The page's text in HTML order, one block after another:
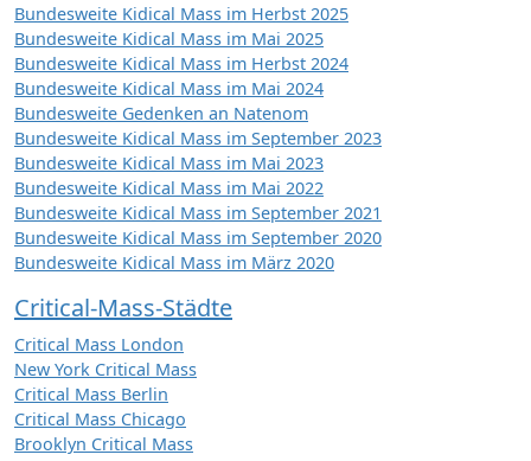
Bundesweite Kidical Mass im Herbst 2025
Bundesweite Kidical Mass im Mai 2025
Bundesweite Kidical Mass im Herbst 2024
Bundesweite Kidical Mass im Mai 2024
Bundesweite Gedenken an Natenom
Bundesweite Kidical Mass im September 2023
Bundesweite Kidical Mass im Mai 2023
Bundesweite Kidical Mass im Mai 2022
Bundesweite Kidical Mass im September 2021
Bundesweite Kidical Mass im September 2020
Bundesweite Kidical Mass im März 2020
Critical-Mass-Städte
Critical Mass London
New York Critical Mass
Critical Mass Berlin
Critical Mass Chicago
Brooklyn Critical Mass